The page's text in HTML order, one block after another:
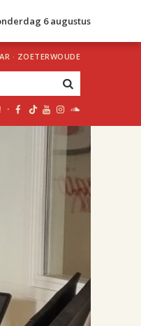
6 augustus
· ZOETERWOUDE
·
uur 1 van 2
Volgend uur